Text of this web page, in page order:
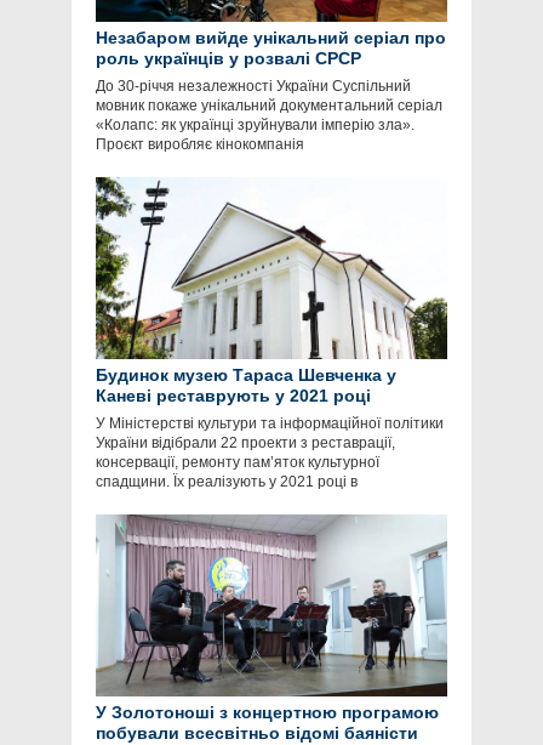
Незабаром вийде унікальний серіал про
роль українців у розвалі СРСР
До 30-річчя незалежності України Суспільний
мовник покаже унікальний документальний серіал
«Колапс: як українці зруйнували імперію зла».
Проєкт виробляє кінокомпанія
Будинок музею Тараса Шевченка у
Каневі реставрують у 2021 році
У Міністерстві культури та інформаційної політики
України відібрали 22 проекти з реставрації,
консервації, ремонту пам’яток культурної
спадщини. Їх реалізують у 2021 році в
У Золотоноші з концертною програмою
побували всесвітньо відомі баяністи